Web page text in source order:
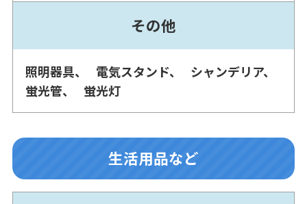
その他
照明器具 電気スタンド
シャンデリア
蛍光管
蛍光灯
生活用品など